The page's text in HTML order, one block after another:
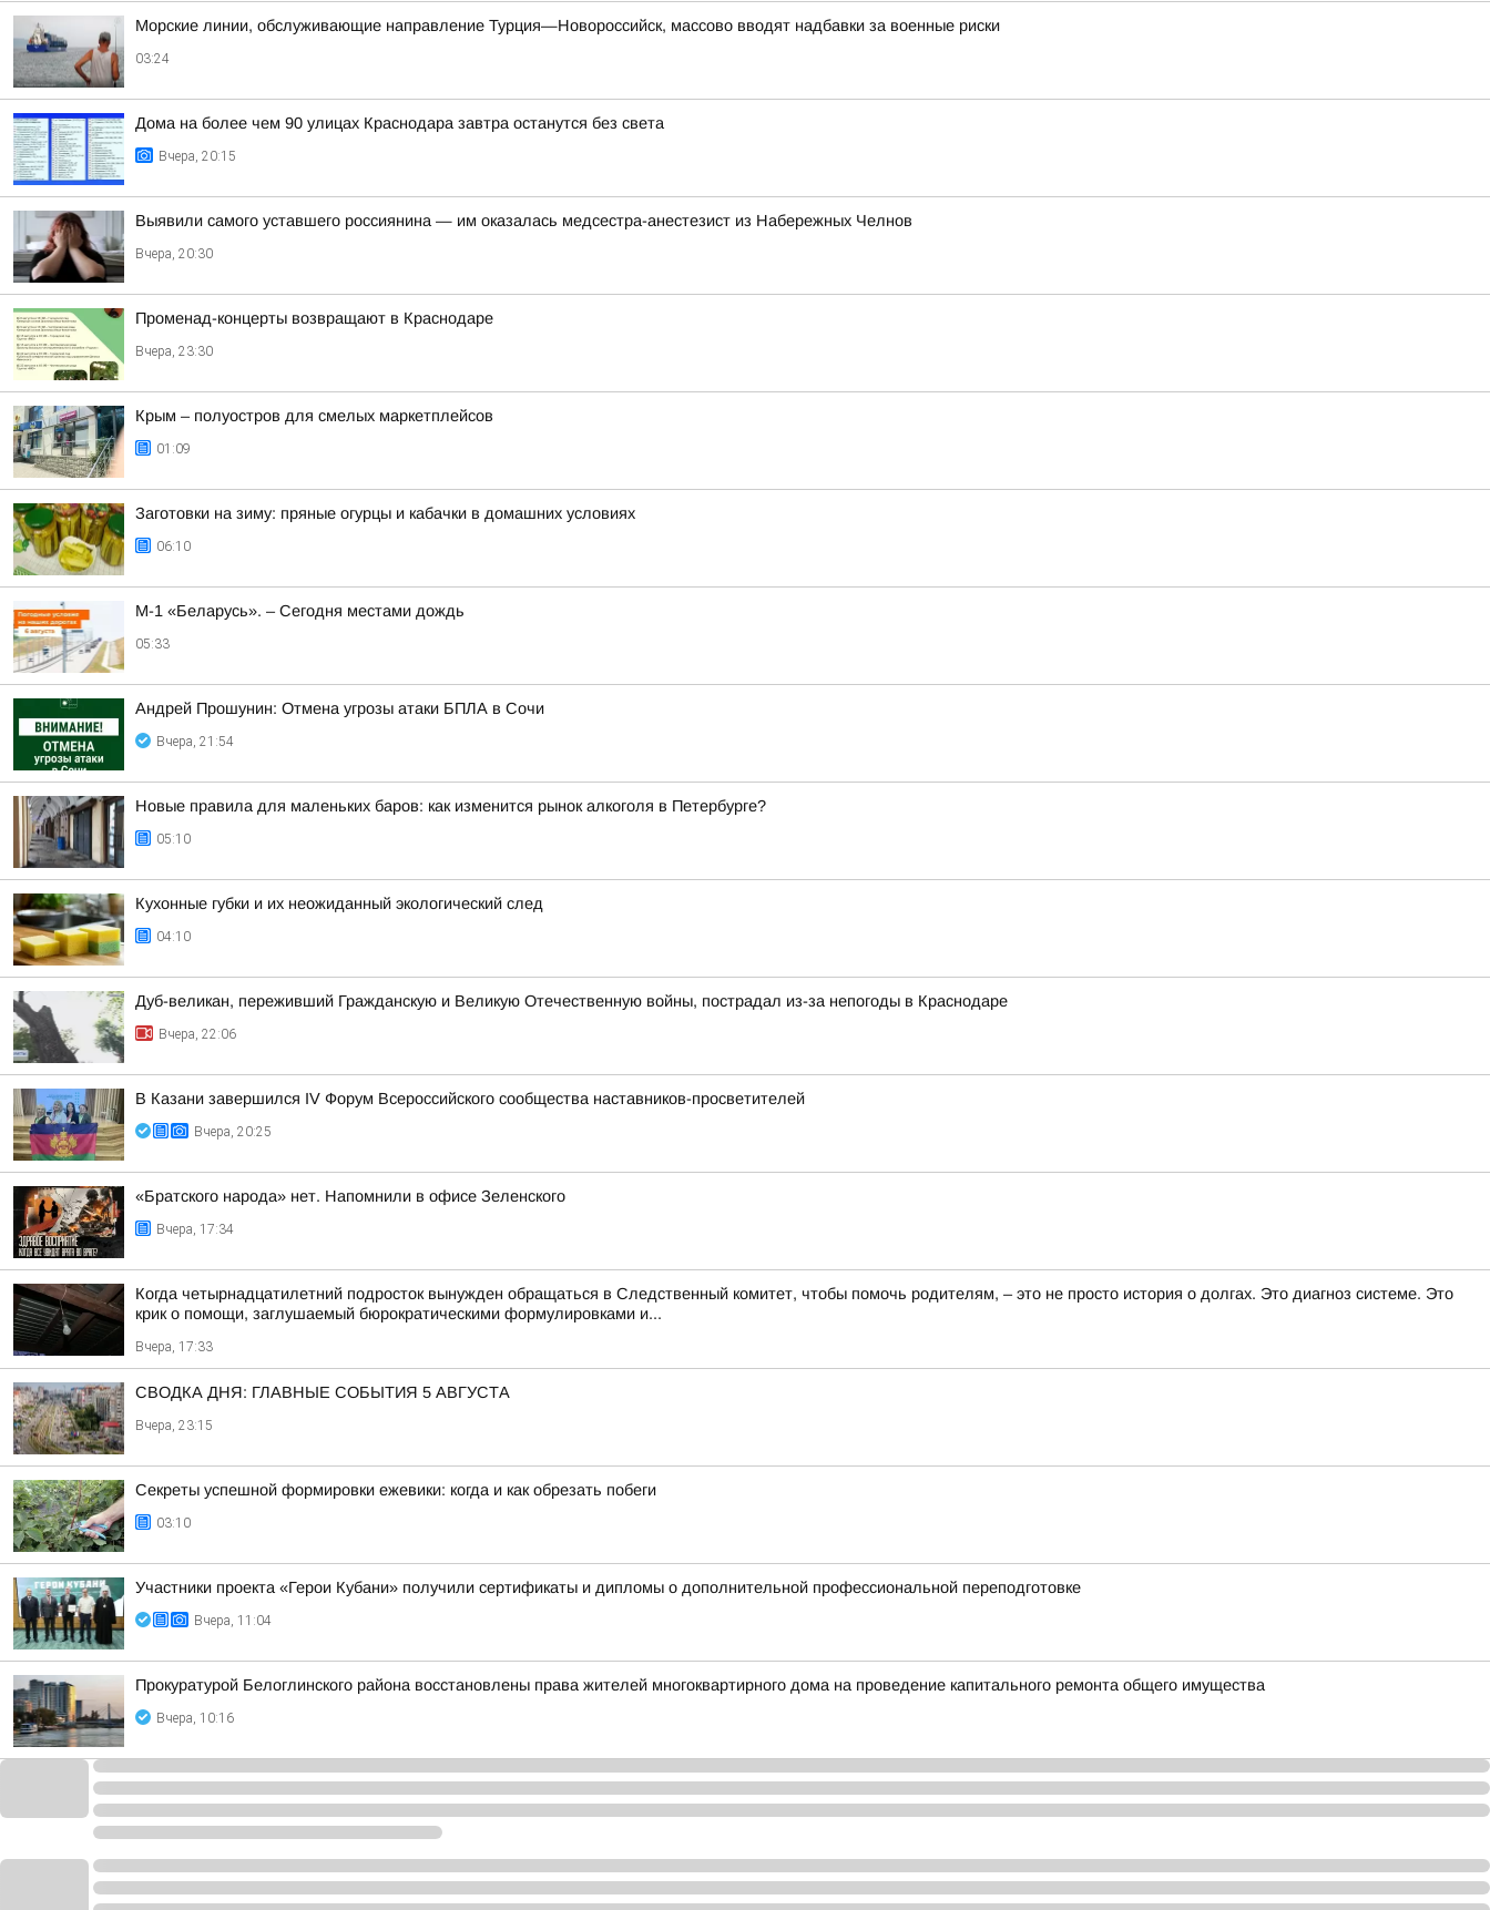
Морские линии, обслуживающие направление Турция—Новороссийск, массово вводят надбавки за военные риски
03:24
Дома на более чем 90 улицах Краснодара завтра останутся без света
Вчера, 20:15
Выявили самого уставшего россиянина — им оказалась медсестра-анестезист из Набережных Челнов
Вчера, 20:30
Променад-концерты возвращают в Краснодаре
Вчера, 23:30
Крым – полуостров для смелых маркетплейсов
01:09
Заготовки на зиму: пряные огурцы и кабачки в домашних условиях
06:10
М-1 «Беларусь». – Сегодня местами дождь
05:33
Андрей Прошунин: Отмена угрозы атаки БПЛА в Сочи
Вчера, 21:54
Новые правила для маленьких баров: как изменится рынок алкоголя в Петербурге?
05:10
Кухонные губки и их неожиданный экологический след
04:10
Дуб-великан, переживший Гражданскую и Великую Отечественную войны, пострадал из-за непогоды в Краснодаре
Вчера, 22:06
В Казани завершился IV Форум Всероссийского сообщества наставников-просветителей
Вчера, 20:25
«Братского народа» нет. Напомнили в офисе Зеленского
Вчера, 17:34
Когда четырнадцатилетний подросток вынужден обращаться в Следственный комитет, чтобы помочь родителям, – это не просто история о долгах. Это диагноз системе. Это
крик о помощи, заглушаемый бюрократическими формулировками и...
Вчера, 17:33
СВОДКА ДНЯ: ГЛАВНЫЕ СОБЫТИЯ 5 АВГУСТА
Вчера, 23:15
Секреты успешной формировки ежевики: когда и как обрезать побеги
03:10
Участники проекта «Герои Кубани» получили сертификаты и дипломы о дополнительной профессиональной переподготовке
Вчера, 11:04
Прокуратурой Белоглинского района восстановлены права жителей многоквартирного дома на проведение капитального ремонта общего имущества
Вчера, 10:16